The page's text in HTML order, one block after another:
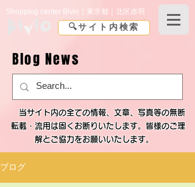
Shopping center Bivio｜東京都｜北区赤羽
🔍サイト内検索
Blog News
当サイト内の全ての情報、文章、写真等の無断
転載・流用は固くお断りいたします。皆様のご理
解とご協力をお願いいたします。
ブログ